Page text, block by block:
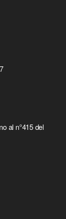
al n°415 del